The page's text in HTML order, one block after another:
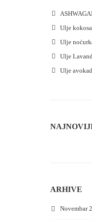
Ulje kokosa
Ulje
Ulje
Ulje
ARHIVE
Novembar